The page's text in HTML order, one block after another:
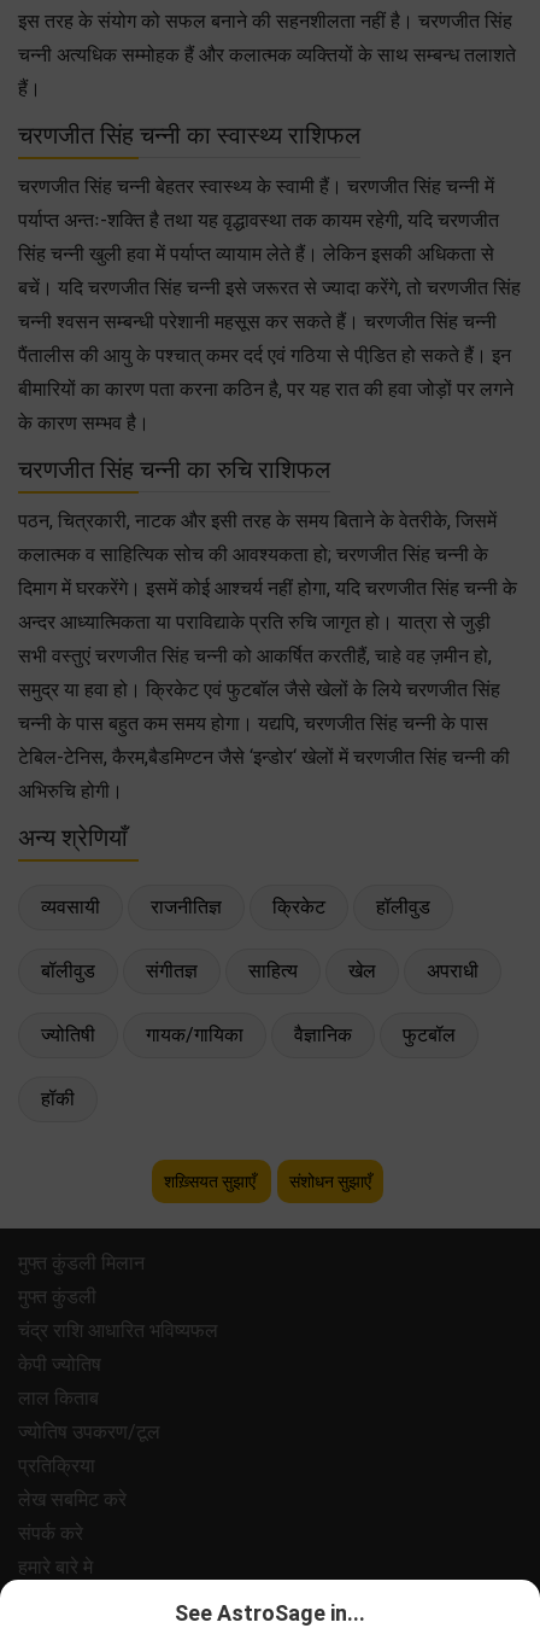
इस तरह के संयोग को सफल बनाने की सहनशीलता नहीं है। चरणजीत सिंह
चन्नी अत्यधिक सम्मोहक हैं और कलात्मक व्यक्तियों के साथ सम्बन्ध तलाशते
हैं।
चरणजीत सिंह चन्नी का स्वास्थ्य राशिफल
चरणजीत सिंह चन्नी बेहतर स्वास्थ्य के स्वामी हैं। चरणजीत सिंह चन्नी में
पर्याप्त अन्तः-शक्ति है तथा यह वृद्धावस्था तक कायम रहेगी, यदि चरणजीत
सिंह चन्नी खुली हवा में पर्याप्त व्यायाम लेते हैं। लेकिन इसकी अधिकता से
बचें। यदि चरणजीत सिंह चन्नी इसे जरूरत से ज्यादा करेंगे, तो चरणजीत सिंह
चन्नी श्वसन सम्बन्धी परेशानी महसूस कर सकते हैं। चरणजीत सिंह चन्नी
पैंतालीस की आयु के पश्चात् कमर दर्द एवं गठिया से पीडि़त हो सकते हैं। इन
बीमारियों का कारण पता करना कठिन है, पर यह रात की हवा जोड़ों पर लगने
के कारण सम्भव है।
चरणजीत सिंह चन्नी का रुचि राशिफल
पठन, चित्रकारी, नाटक और इसी तरह के समय बिताने के वेतरीके, जिसमें
कलात्मक व साहित्यिक सोच की आवश्यकता हो; चरणजीत सिंह चन्नी के
दिमाग में घरकरेंगे। इसमें कोई आश्चर्य नहीं होगा, यदि चरणजीत सिंह चन्नी के
अन्दर आध्यात्मिकता या पराविद्याके प्रति रुचि जागृत हो। यात्रा से जुड़ी
सभी वस्तुएं चरणजीत सिंह चन्नी को आकर्षित करतीहैं, चाहे वह ज़मीन हो,
समुद्र या हवा हो। क्रिकेट एवं फुटबाॅल जैसे खेलों के लिये चरणजीत सिंह
चन्नी के पास बहुत कम समय होगा। यद्यपि, चरणजीत सिंह चन्नी के पास
टेबिल-टेनिस, कैरम,बैडमिण्टन जैसे ‘इन्डोर‘ खेलों में चरणजीत सिंह चन्नी की
अभिरुचि होगी।
अन्य श्रेणियाँ
व्यवसायी राजनीतिज्ञ क्रिकेट हॉलीवुड
बॉलीवुड संगीतज्ञ साहित्य खेल अपराधी
ज्योतिषी गायक/गायिका वैज्ञानिक फुटबॉल
हॉकी
शख़्सियत सुझाएँ संशोधन सुझाएँ
मुफ्त कुंडली मिलान
मुफ्त कुंडली
चंद्र राशि आधारित भविष्यफल
केपी ज्योतिष
लाल किताब
ज्योतिष उपकरण/टूल
प्रतिक्रिया
लेख सबमिट करे
संपर्क करे
हमारे बारे मे
See AstroSage in...